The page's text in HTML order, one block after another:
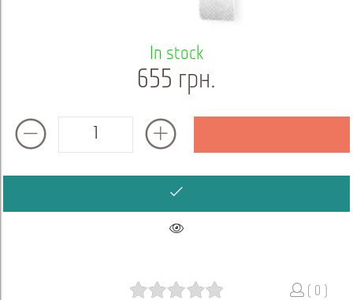
In stock
655 грн.
( 0 )